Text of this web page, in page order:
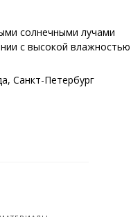
солнечными лучами
с высокой влажностью
Санкт-Петербург